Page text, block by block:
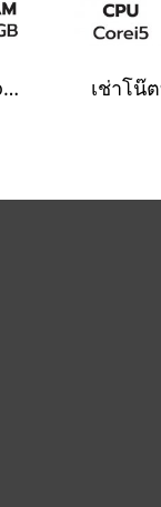
ให้เช่าโน๊ตบุ๊ค LENOVE Corei5